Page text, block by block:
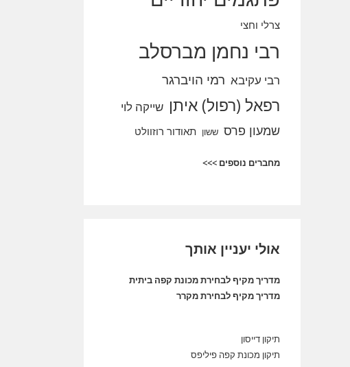
צרלי וחצי
רבי נחמן מברסלב
רבי עקיבא רמי הויברגר
רפאל (רפול) איתן שייקה לוי
שמעון פרס ששון תאודור רוזוולט
מחברים נוספים >>>
אולי יעניין אותך
מדריך מקיף לבחירת מכונת קפה ביתית
מדריך מקיף לבחירת מקרר
תיקון דייסון
תיקון מכונת קפה פיליפס